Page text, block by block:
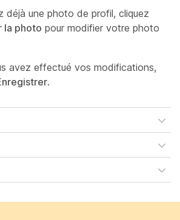
déjà une photo de profil, cliquez
la photo pour modifier votre photo
avez effectué vos modifications,
.